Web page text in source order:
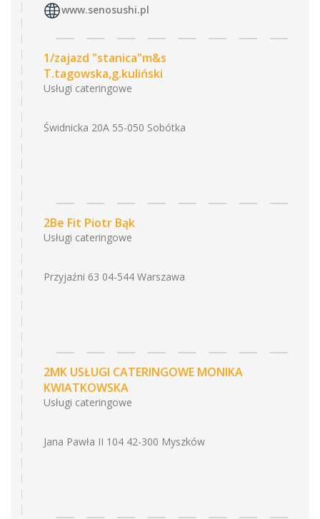
www.senosushi.pl
1/zajazd "stanica"m&s
T.tagowska,g.kuliński
Usługi cateringowe
Świdnicka 20A 55-050 Sobótka
2Be Fit Piotr Bąk
Usługi cateringowe
Przyjaźni 63 04-544 Warszawa
2MK USŁUGI CATERINGOWE MONIKA
KWIATKOWSKA
Usługi cateringowe
Jana Pawła II 104 42-300 Myszków